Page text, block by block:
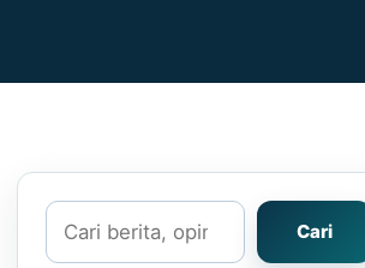
Cari
Cari